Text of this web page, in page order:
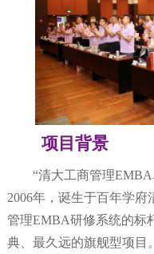
项目背景
“清大工商管理
2006年，诞生于百年学府
管理EMBA研修系统的标
典、最久远的旗舰型项目。